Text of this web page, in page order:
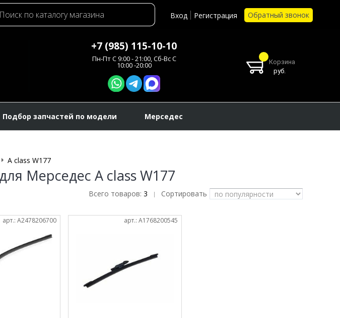
Вход Регистрация Обратный звонок
+7 (985) 115-10-10
Пн-Пт C 9:00 - 21:00, Сб-Вс С
10:00 -20:00
Корзина
руб.
Подбор запчастей по модели Мерседес
A class W177
Мерседес A class W177
Всего товаров: 3 | Сортировать
арт.: A2478206700 арт.: A1768200545